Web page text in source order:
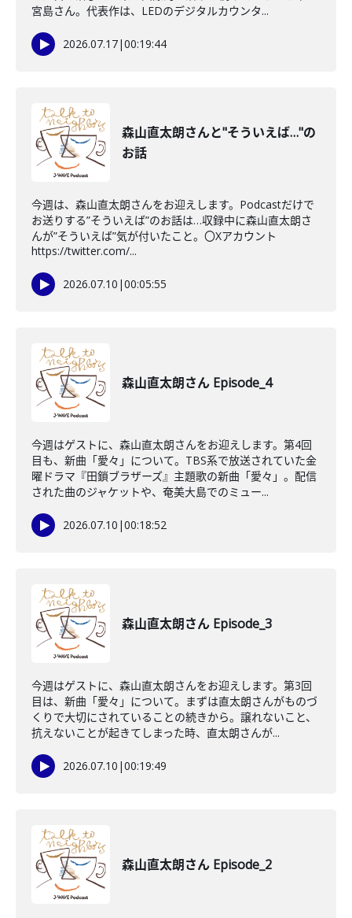
宮島さん。代表作は、LEDのデジタルカウンタ...
2026.07.17|00:19:44
森山直太朗さんと"そういえば…"の
お話
今週は、森山直太朗さんをお迎えします。Podcastだけで
お送りする”そういえば”のお話は…収録中に森山直太朗さ
んが”そういえば”気が付いたこと。〇Xアカウント
https://twitter.com/...
2026.07.10 |00:05:55
森山直太朗さん Episode_4
今週はゲストに、森山直太朗さんをお迎えします。第4回
目も、新曲「愛々」について。TBS系で放送されていた金
曜ドラマ『田鎖ブラザーズ』主題歌の新曲「愛々」。配信
された曲のジャケットや、奄美大島でのミュー...
2026.07.10 |00:18:52
森山直太朗さん Episode_3
今週はゲストに、森山直太朗さんをお迎えします。第3回
目は、新曲「愛々」について。まずは直太朗さんがものづ
くりで大切にされていることの続きから。譲れないこと、
抗えないことが起きてしまった時、直太朗さんが...
2026.07.10 |00:19:49
森山直太朗さん Episode_2